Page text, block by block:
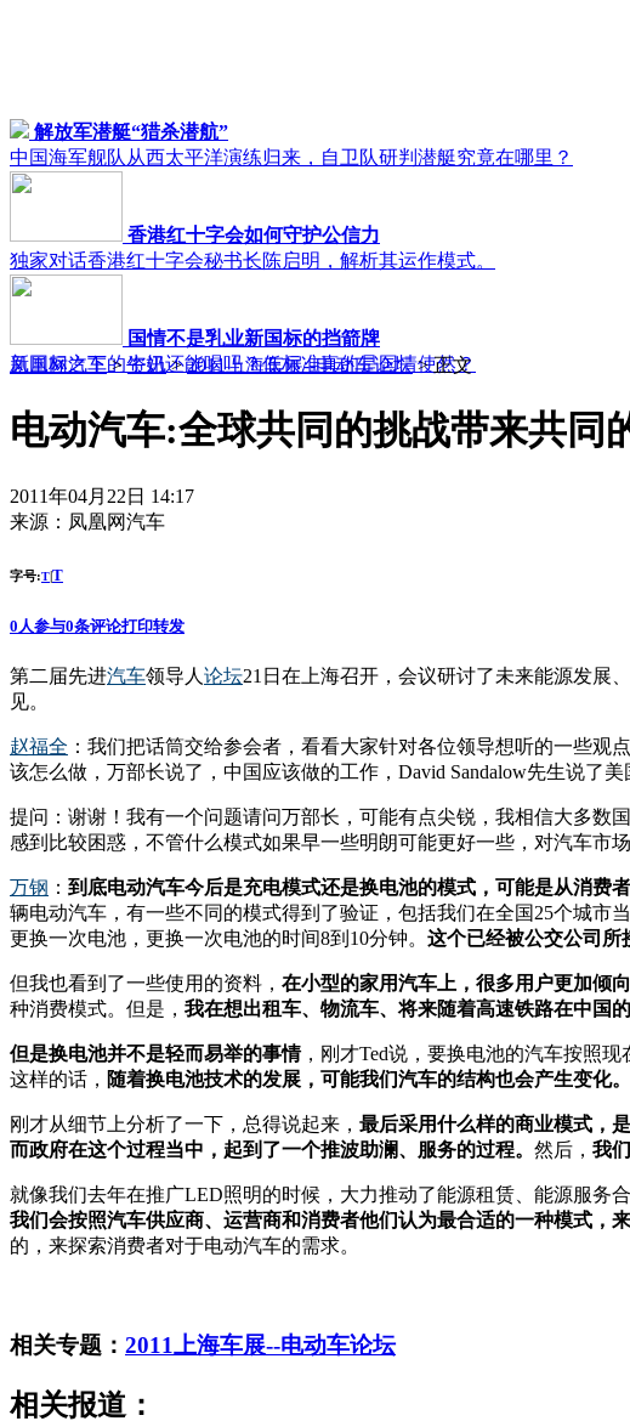
解放军潜艇“猎杀潜航”
中国海军舰队从西太平洋演练归来，自卫队研判潜艇究竟在哪里？
香港红十字会如何守护公信力
独家对话香港红十字会秘书长陈启明，解析其运作模式。
国情不是乳业新国标的挡箭牌
新国标之下的牛奶还能喝吗？低标准真的是国情使然？
凤凰网汽车>资讯>2011上海车展--电动车论坛> 正文
电动汽车:全球共同的挑战带来共同
2011年04月22日 14:17
来源： 凤凰网汽车
字号:T|T
0 人参与0条评论打印转发
第二届先进汽车领导人 论坛21日在上海召开，会议研讨了未来能源发展
见。
赵福全 ：我们把话筒交给参会者，看看大家针对各位领导想听的一些
该怎么做，万部长说了，中国应该做的工作，David Sandalow先生说了
提问：谢谢！我有一个问题请问万部长，可能有点尖锐，我相信大多数
感到比较困惑，不管什么模式如果早一些明朗可能更好一些，对汽车市
万钢 ： 到底电动汽车今后是充电模式还是换电池的模式，可能是从消费
辆电动汽车，有一些不同的模式得到了验证，包括我们在全国25个城市
更换一次电池，更换一次电池的时间8到10分钟。 这个已经被公交公司所
但我也看到了一些使用的资料， 在小型的家用汽车上，很多用户更加倾
种消费模式。但是， 我在想出租车、物流车、将来随着高速铁路在中国
但是换电池并不是轻而易举的事情，刚才Ted说，要换电池的汽车按照
这样的话， 随着换电池技术的发展，可能我们汽车的结构也会产生变化
刚才从细节上分析了一下，总得说起来， 最后采用什么样的商业模式，是
而政府在这个过程当中，起到了一个推波助澜、服务的过程。 然后， 我
就像我们去年在推广LED照明的时候，大力推动了能源租赁、能源服务
我们会按照汽车供应商、运营商和消费者他们认为最合适的一种模式，
的，来探索消费者对于电动汽车的需求。
相关专题： 2011上海车展--电动车论坛
相关报道：